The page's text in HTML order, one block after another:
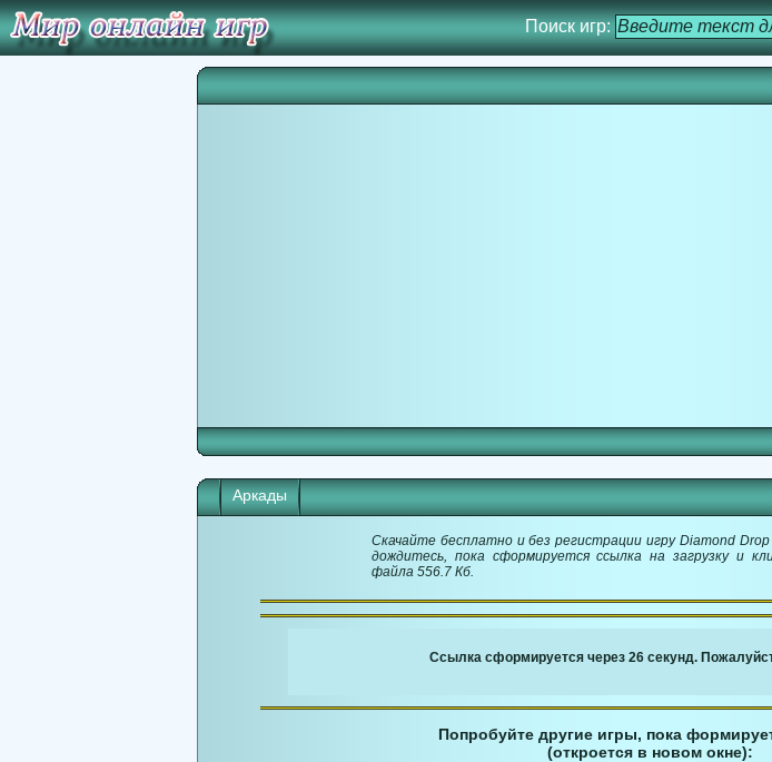
Поиск игр:
Аркады
Скачайте бесплатно и без регистрации игру Diamond
дождитесь, пока сформируется ссылка на загрузку и
файла 556.7 Кб.
Ссылка сформируется через 25 секунд.
Попробуйте другие игры, пока
(откроется в новом окне):